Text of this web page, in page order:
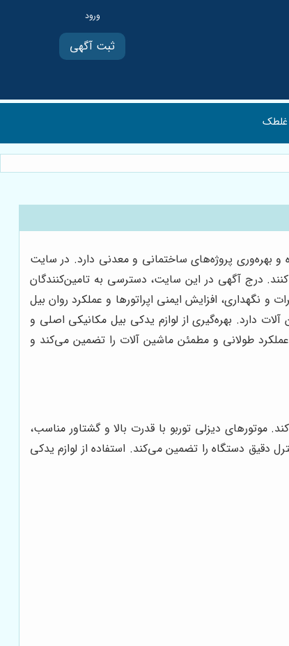
ثبت آگهی
بهره‌وری پروژه‌های ساختمانی و معدنی دارد. در سایت
درج آگهی در این سایت، دسترسی به تامین‌کنندگان
نگهداری، افزایش ایمنی اپراتورها و عملکرد روان بیل
دارد. بهره‌گیری از لوازم یدکی بیل مکانیکی اصلی و
طولانی و مطمئن ماشین آلات را تضمین می‌کند و
دیزلی توربو با قدرت بالا و گشتاور مناسب،
دستگاه را تضمین می‌کند. استفاده از لوازم یدکی